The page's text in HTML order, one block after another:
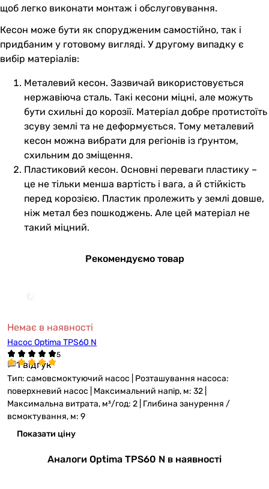
щоб легко виконати монтаж і обслуговування.
Кесон може бути як спорудженим самостійно, так і
придбаним у готовому вигляді. У другому випадку є
вибір матеріалів:
Металевий кесон. Зазвичай використовується
нержавіюча сталь. Такі кесони міцні, але можуть
бути схильні до корозії. Матеріал добре протистоїть
зсуву землі та не деформується. Тому металевий
кесон можна вибрати для регіонів із ґрунтом,
схильним до зміщення.
Пластиковий кесон. Основні переваги пластику –
це не тільки менша вартість і вага, а й стійкість
перед корозією. Пластик пролежить у землі довше,
ніж метал без пошкоджень. Але цей матеріал не
такий міцний.
Рекомендуємо товар
Немає в наявності
Насос Optima TPS60 N
1 відгук
Тип: самовсмоктуючий насос | Розташування насоса:
поверхневий насос | Максимальний напір, м: 32 |
Максимальна витрата, м³/год: 2 | Глибина занурення /
всмоктування, м: 9
Показати ціну
Аналоги Optima TPS60 N в наявності